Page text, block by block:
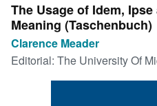
Consultar mis pedidos
Búsqueda avanzada
Colecciones
The Usage of Idem,
Meaning (Taschenbuch)
Clarence Meader
Editorial: The University Of